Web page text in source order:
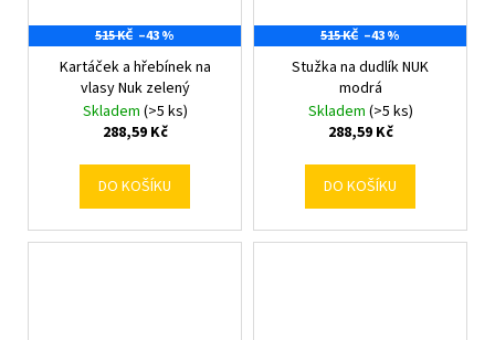
515 KČ –43 %
Kartáček a hřebínek na
vlasy Nuk zelený
Skladem (>5 ks)
288,59 Kč
DO KOŠÍKU
515 KČ –43 %
Stužka na dudlík NUK
modrá
Skladem (>5 ks)
288,59 Kč
DO KOŠÍKU